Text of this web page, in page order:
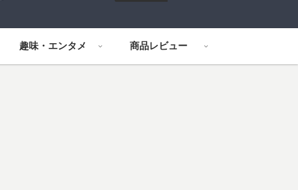
趣味・エンタメ 商品レビュー